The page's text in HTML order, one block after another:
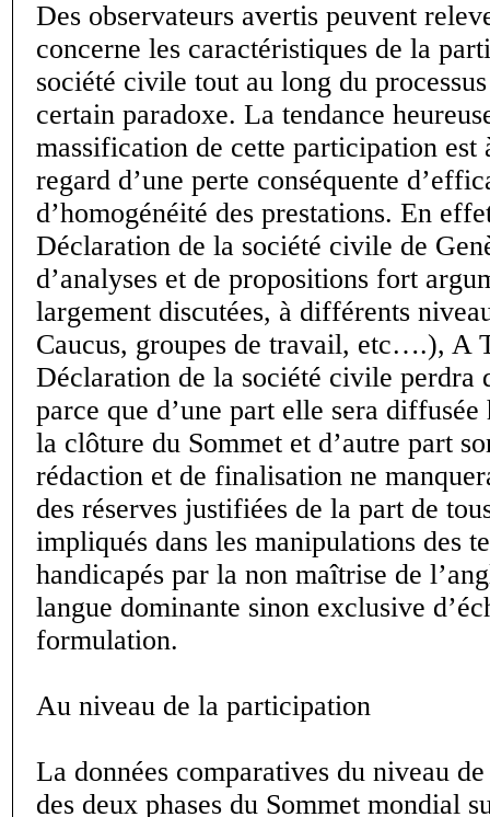
Des observateurs avertis peuvent
concerne les caractéristiques de la
société civile tout au long du
certain paradoxe. La tendance
massification de cette participation est
regard d’une perte conséquente
d’homogénéité des prestations. En
Déclaration de la société civile de
d’analyses et de propositions fort
largement discutées, à différents
Caucus, groupes de travail, etc….), A
Déclaration de la société civile perdra
parce que d’une part elle sera diffusée
la clôture du Sommet et d’autre part
rédaction et de finalisation ne
des réserves justifiées de la part de
impliqués dans les manipulations des
handicapés par la non maîtrise de
langue dominante sinon exclusive
formulation.
Au niveau de la participation
La données comparatives du niveau
des deux phases du Sommet mondial